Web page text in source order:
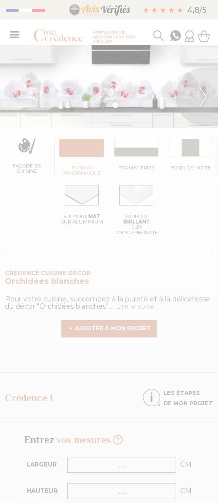
PANNEAUX DE
DÉCORATION SUR
MESURE
FAÇADE DE
CUISINE
FORMAT
PANORAMIQUE
FORMAT FRISE FOND DE HOTTE
SUPPORT MAT
SUR ALUMINIUM
SUPPORT
BRILLANT
SUR
POLYCARBONATE
CRÉDENCE CUISINE DÉCOR
Orchidées blanches
Pour votre cuisine, succombez à la pureté et à la délicatesse
du décor "Orchidées blanches".... Lire la suite
AJOUTER À MON PROJET
Crédence 1
LES ÉTAPES
DE MON PROJET
Entrez vos mesures
LARGEUR CM
HAUTEUR CM